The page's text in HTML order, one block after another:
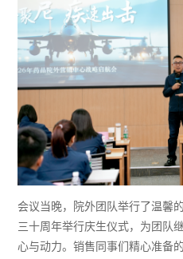
会议当晚，院外团队举行了温馨
三十周年举行庆生仪式，为团队
心与动力。销售同事们精心准备